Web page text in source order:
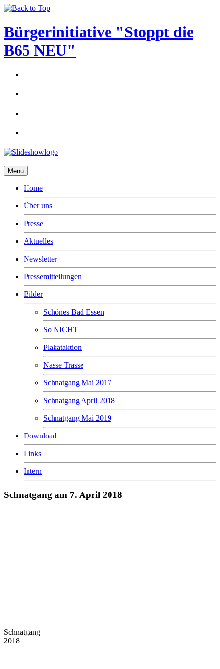
Bürgerinitiative "Stoppt die
B65 NEU"
Menu
Home
Über uns
Presse
Aktuelles
Newsletter
Pressemitteilungen
Bilder
Schönes Bad Essen
So NICHT
Plakataktion
Nasse Trasse
Schnatgang Mai 2017
Schnatgang April 2018
Schnatgang Mai 2019
Download
Links
Intern
Schnatgang am 7. April 2018
Schnatgang
2018